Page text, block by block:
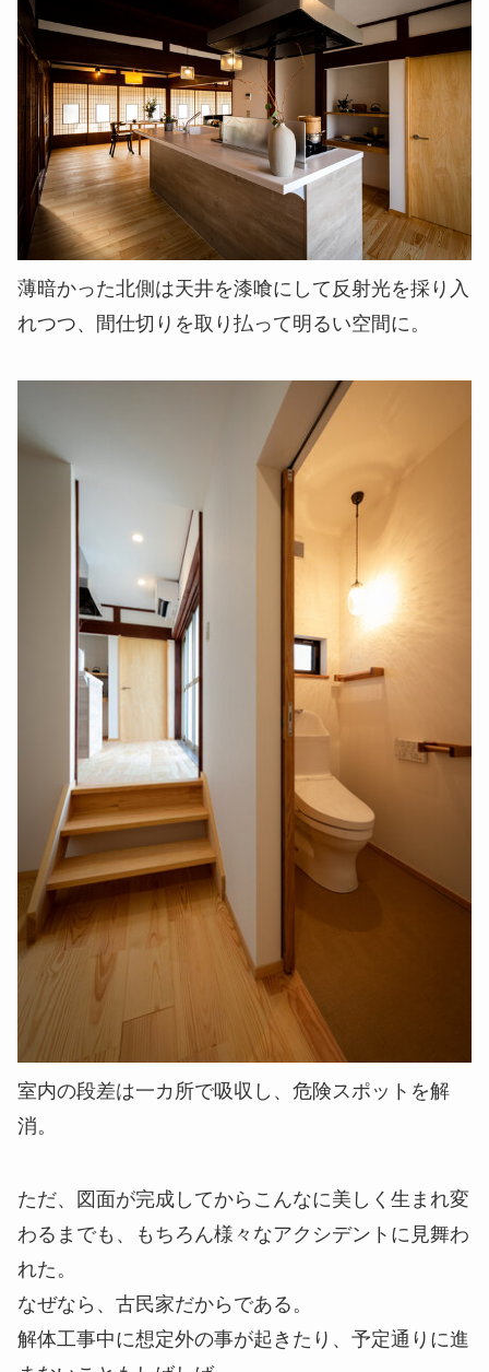
薄暗かった北側は天井を漆喰にして反射光を採り入
れつつ、間仕切りを取り払って明るい空間に。
室内の段差は一カ所で吸収し、危険スポットを解
消。
ただ、図面が完成してからこんなに美しく生まれ変
わるまでも、もちろん様々なアクシデントに見舞わ
れた。
なぜなら、古民家だからである。
解体工事中に想定外の事が起きたり、予定通りに進